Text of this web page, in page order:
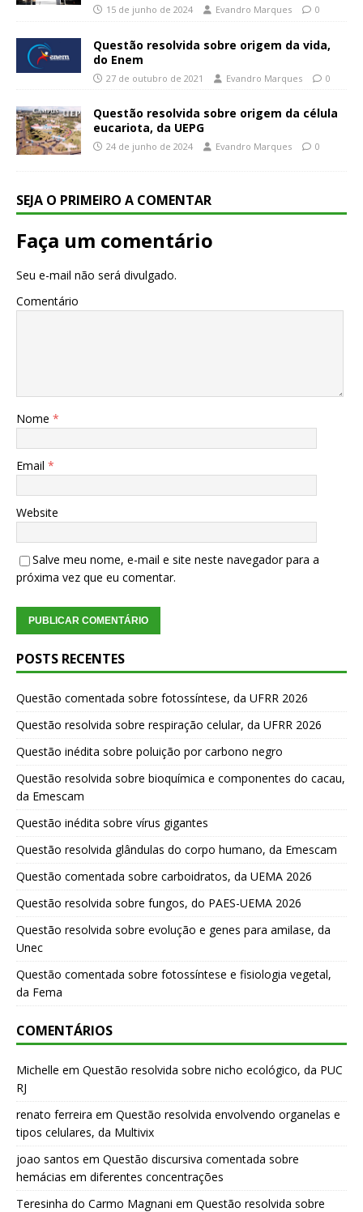
15 de junho de 2024 Evandro Marques 0
Questão resolvida sobre origem da vida,
do Enem
27 de outubro de 2021 Evandro Marques 0
Questão resolvida sobre origem da célula
eucariota, da UEPG
24 de junho de 2024 Evandro Marques 0
SEJA O PRIMEIRO A COMENTAR
Faça um comentário
Seu e-mail não será divulgado.
Comentário
Nome *
Email *
Website
Salve meu nome, e-mail e site neste navegador para a
próxima vez que eu comentar.
POSTS RECENTES
Questão comentada sobre fotossíntese, da UFRR 2026
Questão resolvida sobre respiração celular, da UFRR 2026
Questão inédita sobre poluição por carbono negro
Questão resolvida sobre bioquímica e componentes do cacau,
da Emescam
Questão inédita sobre vírus gigantes
Questão resolvida glândulas do corpo humano, da Emescam
Questão comentada sobre carboidratos, da UEMA 2026
Questão resolvida sobre fungos, do PAES-UEMA 2026
Questão resolvida sobre evolução e genes para amilase, da
Unec
Questão comentada sobre fotossíntese e fisiologia vegetal,
da Fema
COMENTÁRIOS
Michelle em Questão resolvida sobre nicho ecológico, da PUC
RJ
renato ferreira em Questão resolvida envolvendo organelas e
tipos celulares, da Multivix
joao santos em Questão discursiva comentada sobre
hemácias em diferentes concentrações
Teresinha do Carmo Magnani em Questão resolvida sobre